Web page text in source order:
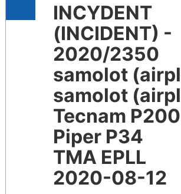
INCYDENT
(INCIDENT) -
2020/2350
samolot
samolot
Tecnam
Piper P34
TMA EPLL
2020-08-12